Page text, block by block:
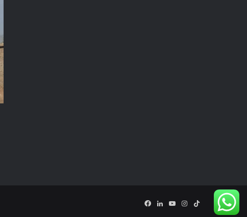
Facebook
LinkedInYouTubeInstagram
TikTok